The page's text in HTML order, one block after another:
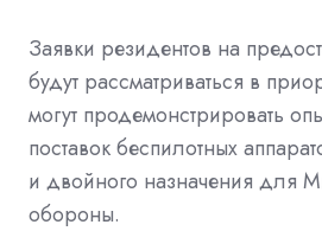
Заявки резидентов на
будут рассматриваться в
могут продемонстрировать
поставокбеспилотных
и двойного назначения для
обороны.